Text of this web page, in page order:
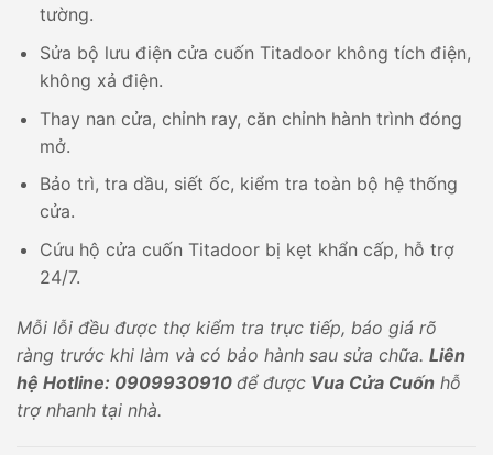
tường.
Sửa bộ lưu điện cửa cuốn Titadoor không tích điện,
không xả điện.
Thay nan cửa, chỉnh ray, căn chỉnh hành trình đóng
mở.
Bảo trì, tra dầu, siết ốc, kiểm tra toàn bộ hệ thống
cửa.
Cứu hộ cửa cuốn Titadoor bị kẹt khẩn cấp, hỗ trợ
24/7.
Mỗi lỗi đều được thợ kiểm tra trực tiếp, báo giá rõ
ràng trước khi làm và có bảo hành sau sửa chữa. Liên
hệ Hotline: 0909930910 để được Vua Cửa Cuốn hỗ
trợ nhanh tại nhà.